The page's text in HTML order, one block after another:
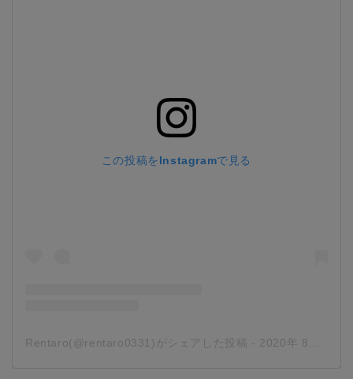
この投稿をInstagramで見る
Rentaro(@rentaro0331)がシェアした投稿 - 2020年 8月月15日午後10時20分PDT